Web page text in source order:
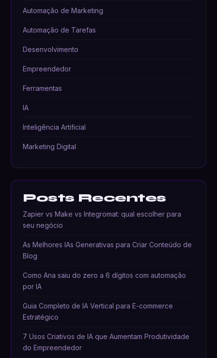
Automação de Marketing
Automação de Tarefas
Desenvolvimento
Empreendedor
Ferramentas
IA
Inteligência Artificial
Marketing Digital
Posts Recentes
Zapier vs Make vs Integromat: qual escolher para
seu negócio
As Melhores IAs Generativas para Criar Conteúdo de
Blog
Como Ana saiu do zero a 6 dígitos com automação
por IA
Guia Completo de IA Vertical para E-commerce
Estratégico
7 Usos Criativos de IA que Aumentam Produtividade
do Empreendedor